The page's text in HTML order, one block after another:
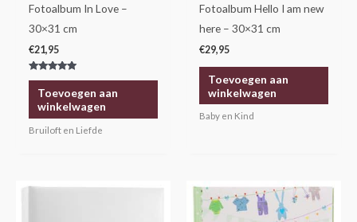
Fotoalbum In Love –
30×31 cm
€21,95
Gewaardeerd
5.00
uit 5Toevoegen aan
winkelwagen
Bruiloft en Liefde
Fotoalbum Hello I am new
here – 30×31 cm
€29,95
Toevoegen aan
winkelwagen
Baby en Kind